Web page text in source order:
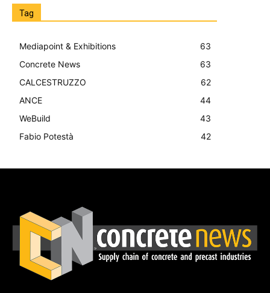
Tag
Mediapoint & Exhibitions
63
Concrete News
63
CALCESTRUZZO
62
ANCE
44
WeBuild
43
Fabio Potestà
42